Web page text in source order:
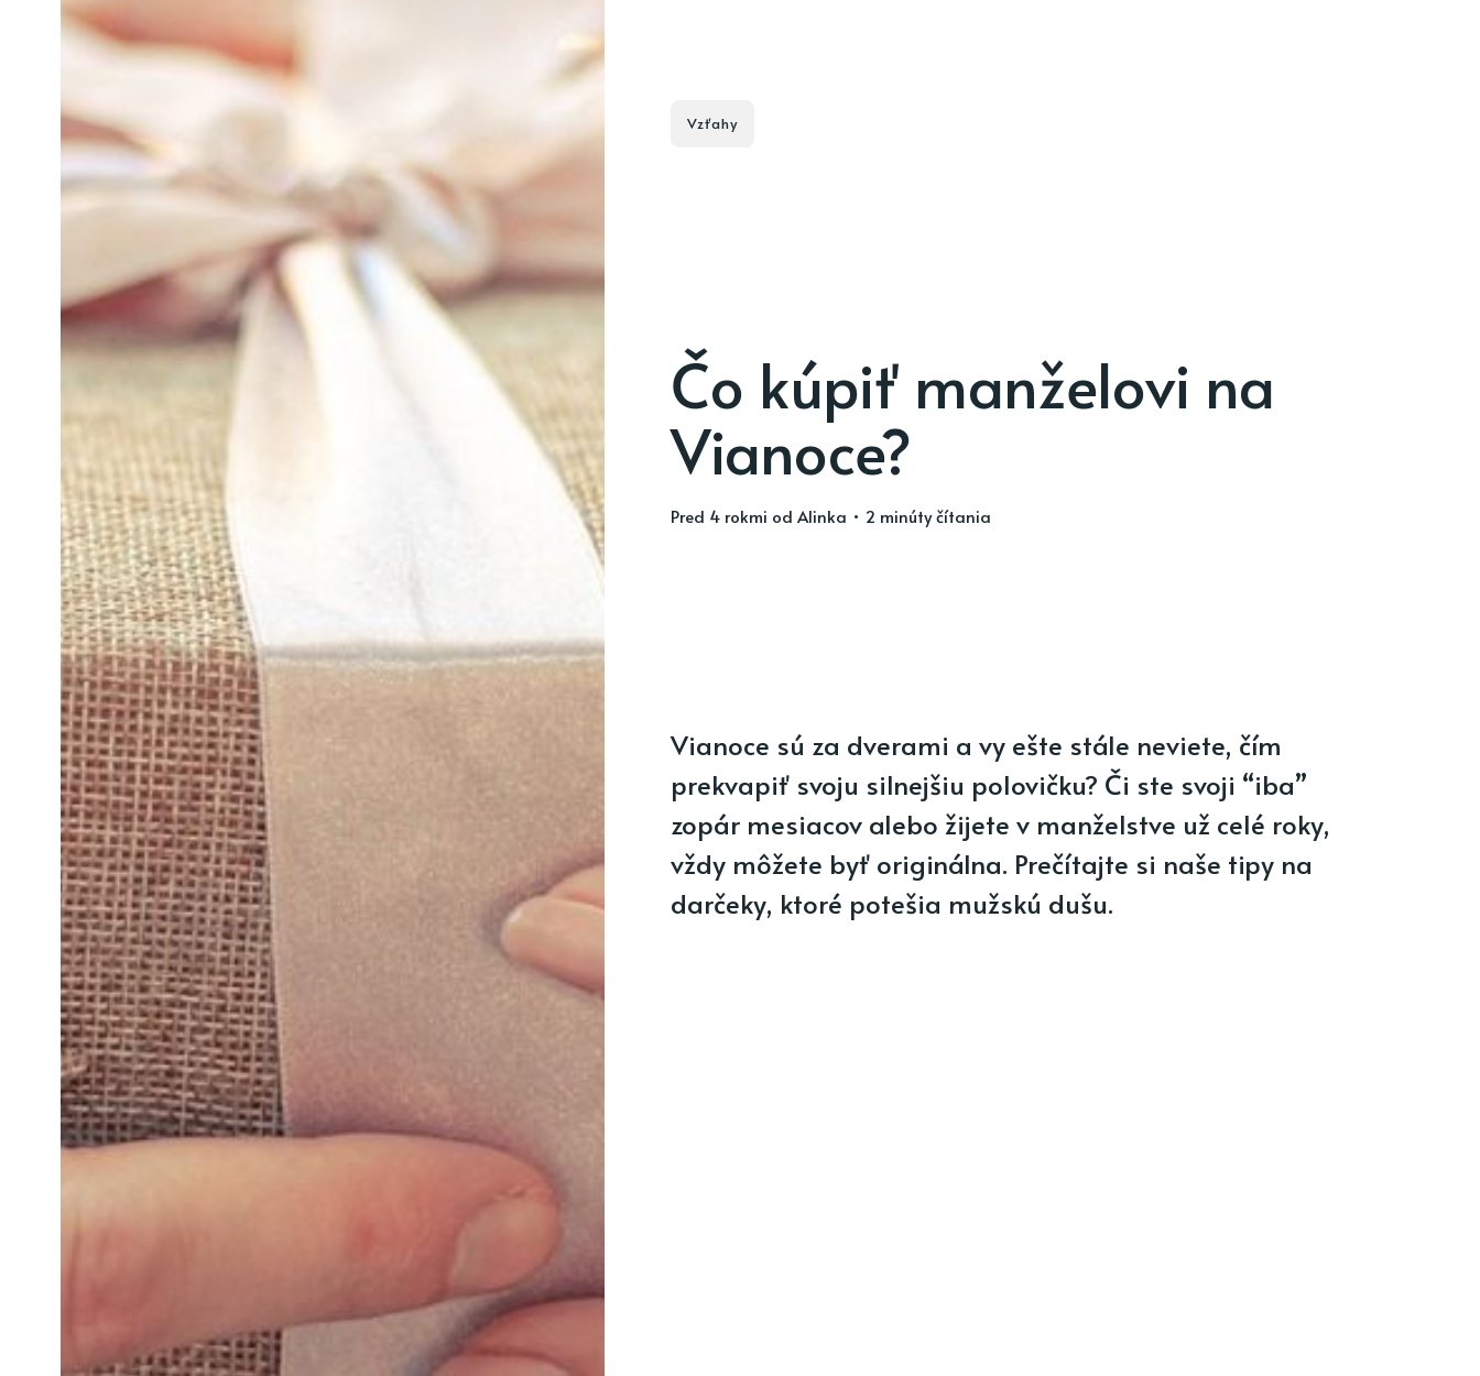
Vzťahy
Čo kúpiť manželovi na
Vianoce?
pred 4 rokmi od Alinka • 2 minúty čítania
Vianoce sú za dverami a vy ešte stále neviete, čím
prekvapiť svoju silnejšiu polovičku? Či ste svoji “iba”
zopár mesiacov alebo žijete v manželstve už celé roky,
vždy môžete byť originálna. Prečítajte si naše tipy na
darčeky, ktoré potešia mužskú dušu.